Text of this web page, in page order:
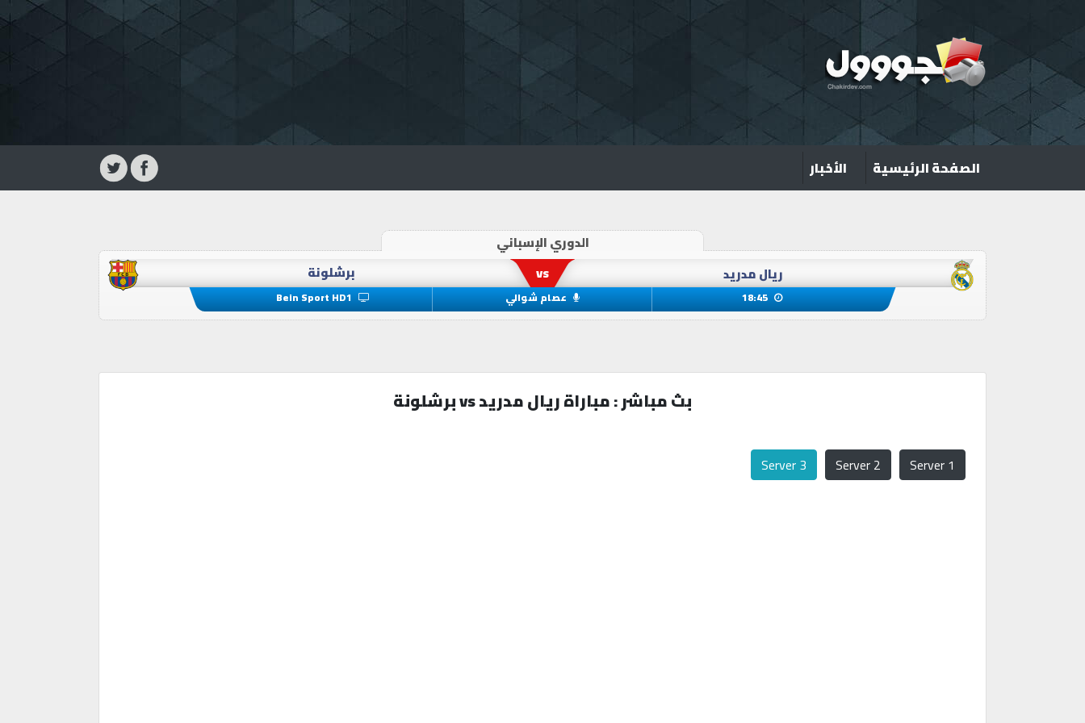
الصفحة الرئيسية الأخبار
الدوري الإسباني
ريال مدريد
vs برشلونة
18:45 عصام شوالي Bein Sport HD1
بث مباشر : مباراة ريال مدريد vs برشلونة
Server 1
Server 2
Server 3